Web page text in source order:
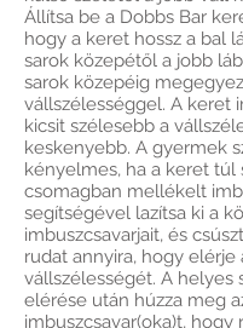
Állítsa be a Dobbs Bar
hogy a keret hossz a bal
sarok közepétől a jobb
sarok közepéig
vállszélességgel. A keret
kicsit szélesebb a
keskenyebb. A gyermek
kényelmes, ha a keret túl
csomagban mellékelt
segítségével lazítsa ki a
imbuszcsavarjait, és
rudat annyira, hogy elérje
vállszélességét. A helyes
elérése után húzza meg
imbuszcsavar(oka)t, hogy